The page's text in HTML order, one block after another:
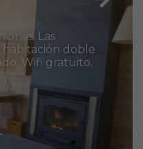
Las
doble
Wifi gratuito.